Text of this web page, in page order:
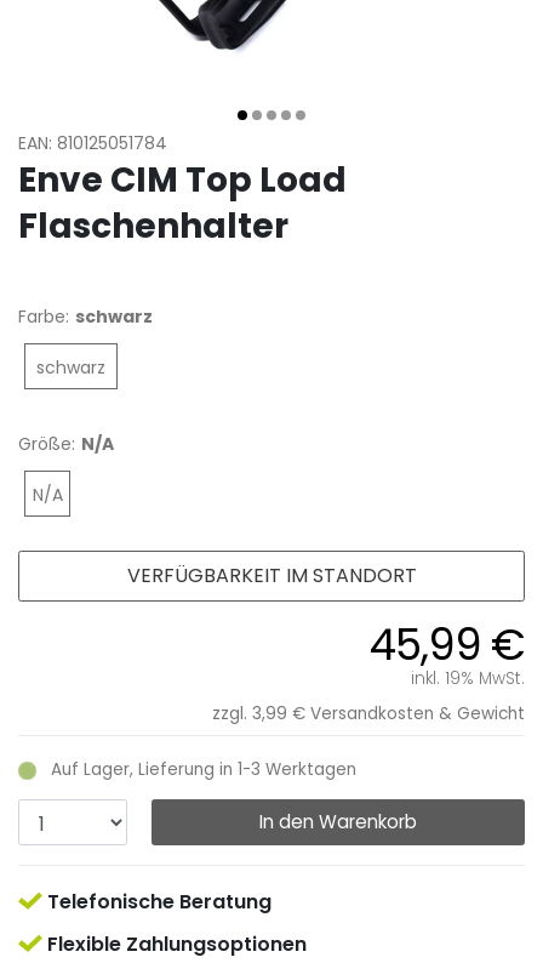
EAN: 810125051784
Enve CIM Top Load
Flaschenhalter
Farbe: schwarz
schwarz
Größe: N/A
N/A
45,99 €
inkl. 19% MwSt.
zzgl. 3,99 € Versandkosten & Gewicht
Auf Lager, Lieferung in 1-3 Werktagen
In den Warenkorb
VERFÜGBARKEIT IM STANDORT
Telefonische Beratung
Flexible Zahlungsoptionen